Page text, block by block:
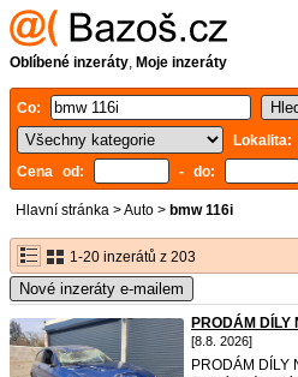
Oblíbené inzeráty, Moje inzeráty
Co:
Lokalita:
Cena od:
- do:
Hlavní stránka >Auto > bmw 116i
1-20 inzerátů z 203
Nové inzeráty e-mailem
PRODÁM DÍLY
[8.8. 2026]
PRODÁM DÍLY